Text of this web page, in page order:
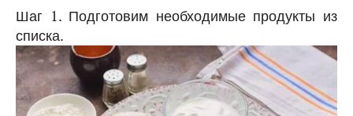
Шаг 1. Подготовим необходимые продукты из
списка.